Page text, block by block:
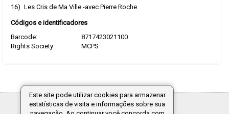
16) Les Cris de Ma Ville -avec Pierre Roche
Códigos e identificadores
Barcode:
8717423021100
Rights Society:
MCPS
Tecnologia:
Este site pode utilizar cookies para armazenar
estatísticas de visita e informações sobre sua